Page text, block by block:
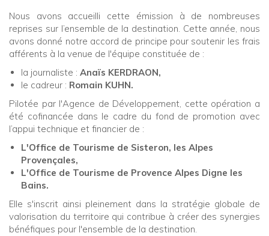
Nous avons accueilli cette émission à de nombreuses
reprises sur l’ensemble de la destination. Cette année, nous
avons donné notre accord de principe pour soutenir les frais
afférents à la venue de l'équipe constituée de :
la journaliste : Anaïs KERDRAON,
le cadreur : Romain KUHN.
Pilotée par l'Agence de Développement, cette opération a
été cofinancée dans le cadre du fond de promotion avec
l’appui technique et financier de :
L'Office de Tourisme de Sisteron, les Alpes
Provençales,
L'Office de Tourisme de Provence Alpes Digne les
Bains.
Elle s'inscrit ainsi pleinement dans la stratégie globale de
valorisation du territoire qui contribue à créer des synergies
bénéfiques pour l'ensemble de la destination.